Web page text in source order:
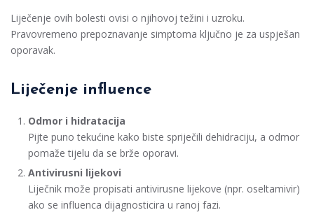
Liječenje ovih bolesti ovisi o njihovoj težini i uzroku.
Pravovremeno prepoznavanje simptoma ključno je za uspješan
oporavak.
Liječenje influence
Odmor i hidratacija
Pijte puno tekućine kako biste spriječili dehidraciju, a odmor
pomaže tijelu da se brže oporavi.
Antivirusni lijekovi
Liječnik može propisati antivirusne lijekove (npr. oseltamivir)
ako se influenca dijagnosticira u ranoj fazi.